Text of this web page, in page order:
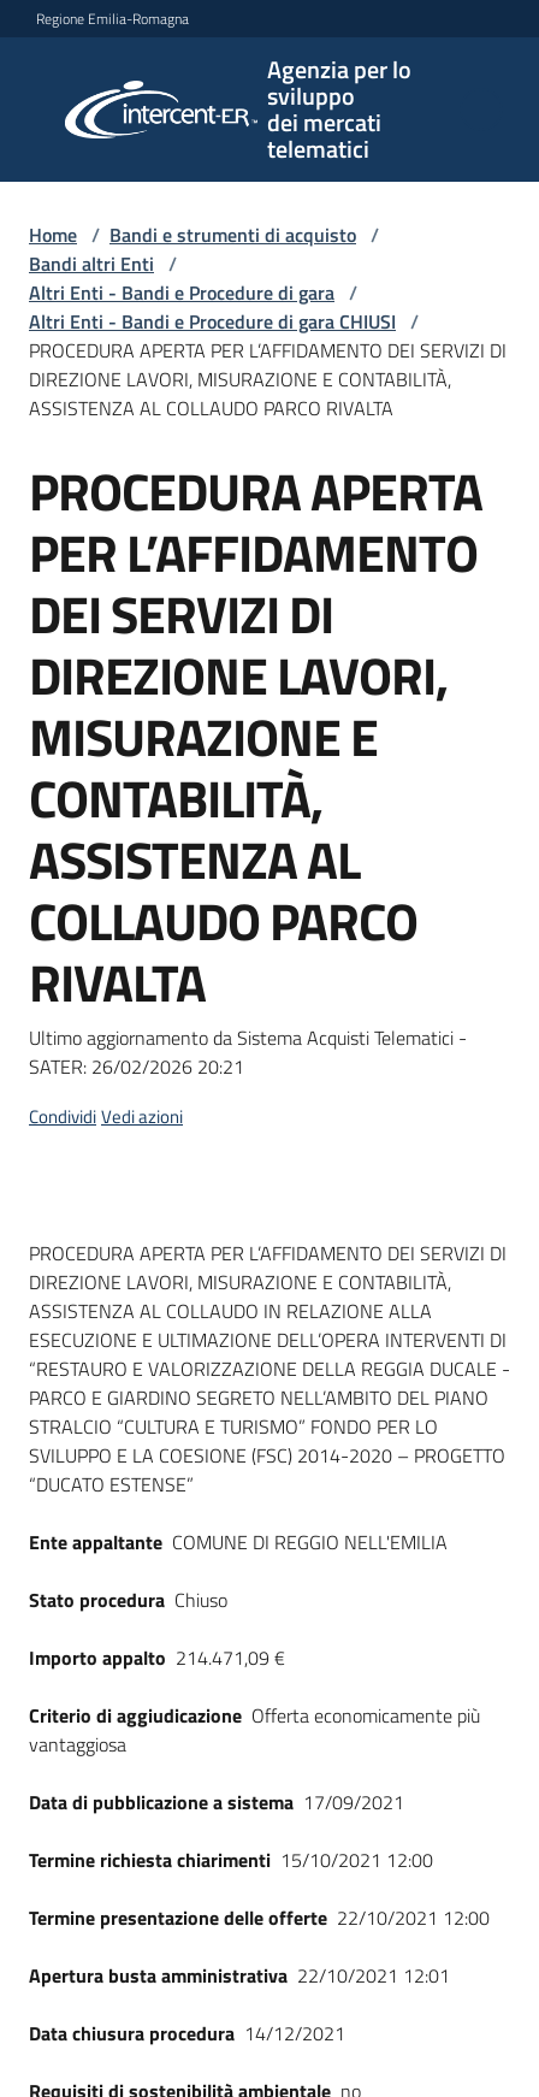
Vai al contenuto
Vai alla navigazione
Vai al footer
Regione Emilia-Romagna
Agenzia per lo
sviluppo
dei mercati
telematici
per lo
sviluppo
telematici
L'Agenzia
e
strumenti
acquisto
Supporto
Piattaforme
telematiche
English
site
su
Home / Bandi e strumenti di acquisto /
Bandi altri Enti /
Altri Enti - Bandi e Procedure di gara /
Altri Enti - Bandi e Procedure di gara CHIUSI /
PROCEDURA APERTA PER L’AFFIDAMENTO DEI SERVIZI DI
DIREZIONE LAVORI, MISURAZIONE E CONTABILITÀ,
ASSISTENZA AL COLLAUDO PARCO RIVALTA
Salta al contenuto
PROCEDURA APERTA
PER L’AFFIDAMENTO
DEI SERVIZI DI
DIREZIONE LAVORI,
MISURAZIONE E
CONTABILITÀ,
ASSISTENZA AL
COLLAUDO PARCO
RIVALTA
Ultimo aggiornamento da Sistema Acquisti Telematici -
SATER: 26/02/2026 20:21
CondividiVedi azioni
Dati del bando
PROCEDURA APERTA PER L’AFFIDAMENTO DEI SERVIZI DI
DIREZIONE LAVORI, MISURAZIONE E CONTABILITÀ,
ASSISTENZA AL COLLAUDO IN RELAZIONE ALLA
ESECUZIONE E ULTIMAZIONE DELL’OPERA INTERVENTI DI
“RESTAURO E VALORIZZAZIONE DELLA REGGIA DUCALE -
PARCO E GIARDINO SEGRETO NELL’AMBITO DEL PIANO
STRALCIO “CULTURA E TURISMO” FONDO PER LO
SVILUPPO E LA COESIONE (FSC) 2014-2020 – PROGETTO
“DUCATO ESTENSE”
Ente appaltante COMUNE DI REGGIO NELL'EMILIA
Stato procedura Chiuso
Importo appalto 214.471,09 €
Criterio di aggiudicazione Offerta economicamente più
vantaggiosa
Data di pubblicazione a sistema 17/09/2021
Termine richiesta chiarimenti 15/10/2021 12:00
Termine presentazione delle offerte 22/10/2021 12:00
Apertura busta amministrativa 22/10/2021 12:01
Data chiusura procedura 14/12/2021
Requisiti di sostenibilità ambientale no